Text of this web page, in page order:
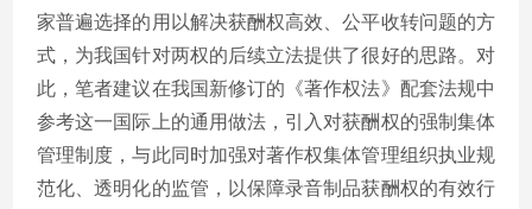
家普遍选择的用以解决获酬权高效、公平收转问题的方
式，为我国针对两权的后续立法提供了很好的思路。对
此，笔者建议在我国新修订的《著作权法》配套法规中
参考这一国际上的通用做法，引入对获酬权的强制集体
管理制度，与此同时加强对著作权集体管理组织执业规
范化、透明化的监管，以保障录音制品获酬权的有效行